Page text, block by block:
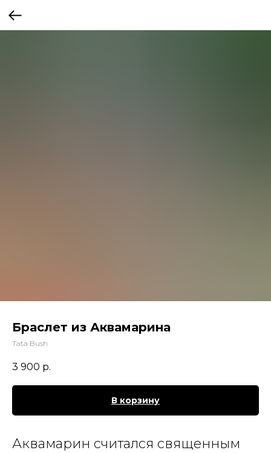
Браслет из Аквамарина
Tata Bush
3 900 р.
В корзину
Аквамарин считался священным